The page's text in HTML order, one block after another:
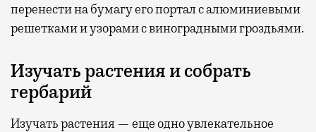
перенести на бумагу его портал с алюминиевыми
решетками и узорами с виноградными гроздьями.
Изучать растения и собрать
гербарий
Изучать растения — еще одно увлекательное